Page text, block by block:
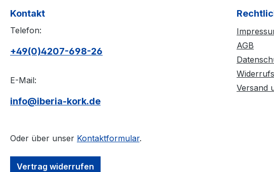
Kontakt
Telefon:
+49(0)4207-698-26
E-Mail:
info@iberia-kork.de
Oder über unser Kontaktformular.
Vertrag widerrufen
AGB
Versand